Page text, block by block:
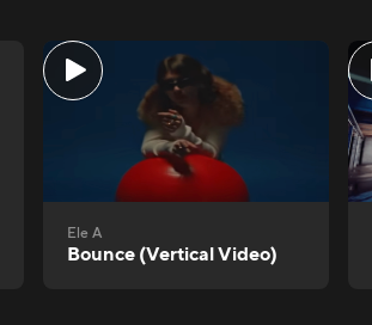
Ele A
Bounce (Vertical Video)